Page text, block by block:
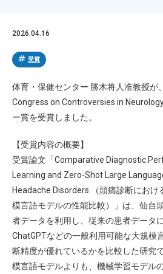
2026.04.16
tag 受賞
体育・保健センター 勝木将人准教授が
Congress on Controversies in
ー賞を受賞しました。
【受賞内容の概要】
受賞論文「Comparative Diagnostic
Learning and Zero-Shot Large
Headache Disorders （頭痛診断におけ
模言語モデルの性能比較）」は、仙台
者データを利用し、従来の患者データ
ChatGPTなどの一般利用可能な大規模
断精度が優れているかを比較した研究
模言語モデルよりも、機械学習モデル